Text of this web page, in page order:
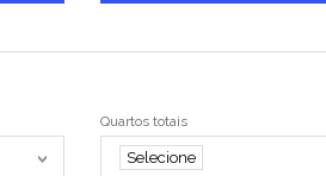
Quartos totais
Selecione